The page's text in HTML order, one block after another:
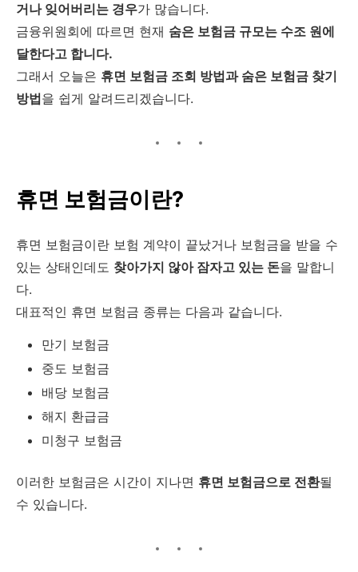
거나 잊어버리는 경우가 많습니다.
금융위원회에 따르면 현재 숨은 보험금 규모는 수조 원에
달한다고 합니다.
그래서 오늘은 휴면 보험금 조회 방법과 숨은 보험금 찾기
방법을 쉽게 알려드리겠습니다.
휴면 보험금이란?
휴면 보험금이란 보험 계약이 끝났거나 보험금을 받을 수
있는 상태인데도 찾아가지 않아 잠자고 있는 돈을 말합니
다.
대표적인 휴면 보험금 종류는 다음과 같습니다.
만기 보험금
중도 보험금
배당 보험금
해지 환급금
미청구 보험금
이러한 보험금은 시간이 지나면 휴면 보험금으로 전환될
수 있습니다.